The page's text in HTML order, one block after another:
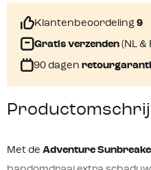
Klantenbeoordeling 9
Gratis verzenden (NL &
90 dagen
Met de Adventure